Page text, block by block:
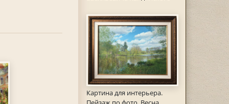
Картина для интерьера.